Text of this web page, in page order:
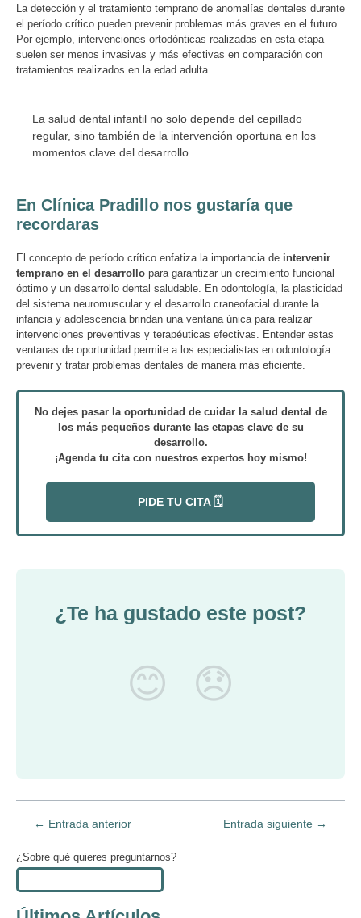
La detección y el tratamiento temprano de anomalías dentales durante
el período crítico pueden prevenir problemas más graves en el futuro.
Por ejemplo, intervenciones ortodónticas realizadas en esta etapa
suelen ser menos invasivas y más efectivas en comparación con
tratamientos realizados en la edad adulta.
La salud dental infantil no solo depende del cepillado
regular, sino también de la intervención oportuna en los
momentos clave del desarrollo.
En Clínica Pradillo nos gustaría que
recordaras
El concepto de período crítico enfatiza la importancia de intervenir
temprano en el desarrollo para garantizar un crecimiento funcional
óptimo y un desarrollo dental saludable. En odontología, la plasticidad
del sistema neuromuscular y el desarrollo craneofacial durante la
infancia y adolescencia brindan una ventana única para realizar
intervenciones preventivas y terapéuticas efectivas. Entender estas
ventanas de oportunidad permite a los especialistas en odontología
prevenir y tratar problemas dentales de manera más eficiente.
No dejes pasar la oportunidad de cuidar la salud dental de
los más pequeños durante las etapas clave de su
desarrollo.
¡Agenda tu cita con nuestros expertos hoy mismo!
PIDE TU CITA 🗓️
¿Te ha gustado este post?
😊 😞
← Entrada anterior Entrada siguiente →
¿Sobre qué quieres preguntarnos?